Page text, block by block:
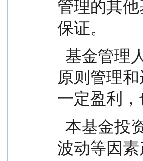
管理的其
保证。
原则管理
一定盈利
波动等因